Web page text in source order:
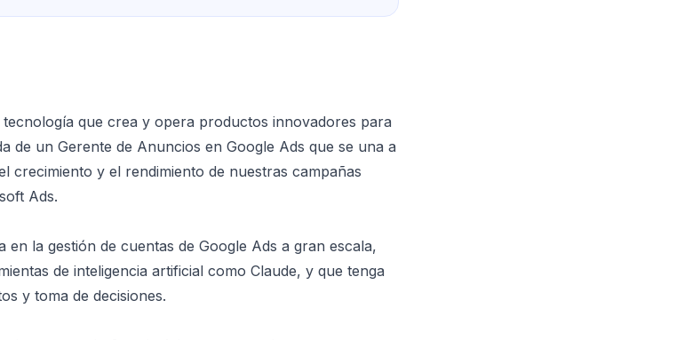
que crea y opera productos innovadores para
de un Gerente de Anuncios en Google Ads que se una a
crecimiento y el rendimiento de nuestras campañas
Ads.
en la gestión de cuentas de Google Ads a gran escala,
de inteligencia artificial como Claude, y que tenga
y toma de decisiones.